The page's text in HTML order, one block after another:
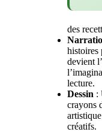
des
histoires
devient
lecture.
Dessin :
crayons
créatifs.